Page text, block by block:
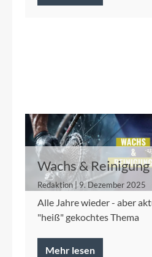
Wachs & Reinigung
Redaktion | 9. Dezember 2025
Alle Jahre wieder - aber
"heiß" gekochtes Thema
Mehr lesen